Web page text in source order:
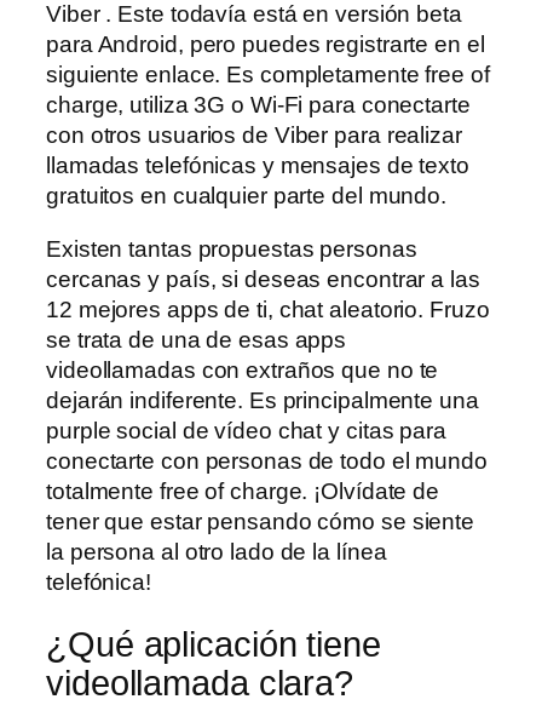
Viber . Este todavía está en versión beta
para Android, pero puedes registrarte en el
siguiente enlace. Es completamente free of
charge, utiliza 3G o Wi-Fi para conectarte
con otros usuarios de Viber para realizar
llamadas telefónicas y mensajes de texto
gratuitos en cualquier parte del mundo.
Existen tantas propuestas personas
cercanas y país, si deseas encontrar a las
12 mejores apps de ti, chat aleatorio. Fruzo
se trata de una de esas apps
videollamadas con extraños que no te
dejarán indiferente. Es principalmente una
purple social de vídeo chat y citas para
conectarte con personas de todo el mundo
totalmente free of charge. ¡Olvídate de
tener que estar pensando cómo se siente
la persona al otro lado de la línea
telefónica!
¿Qué aplicación tiene
videollamada clara?